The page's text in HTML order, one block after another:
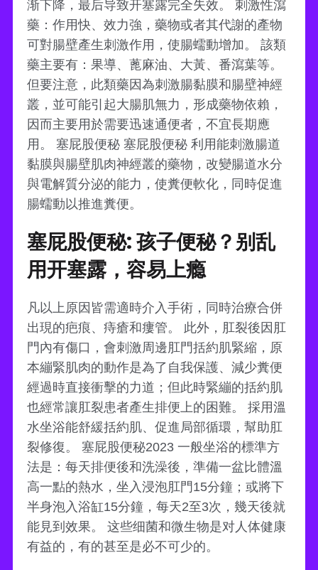
渐下降，最后导致开塞露完全失效。 刺激性瀉
藥：作用快、效力強，藥物或者其代謝的產物
可對腸壁產生刺激作用，使腸蠕動增加。 該類
藥主要有：果導、蓖麻油、大黃、番瀉葉等。
但要注意，此類藥因為刺激腸黏膜和腸壁神經
叢，並可能引起大腸肌無力，形成藥物依賴，
因而主要用於需要迅速通便者，不宜長期應
用。 塞屁股便秘 塞屁股便秘 利用能刺激腸道
黏膜與腸壁肌肉神經叢的藥物，改變腸道水分
與電解質分泌的能力，使糞便軟化，同時促進
腸蠕動以推進糞便。
塞屁股便秘: 孩子便秘？别乱
用开塞露，容易上瘾
凡以上原因皆需適時介入手術，同時治療合併
出現的疤痕、痔瘡和瘻管。 此外，肛裂後因肛
門內有傷口，會刺激周邊肛門括約肌緊縮，原
本繃緊肌肉的動作是為了自我保護、減少糞便
經過時直接衝擊的力道；但此時緊繃的括約肌
也經常讓肛裂患者產生排便上的困難。 採用溫
水坐浴能舒緩括約肌、促進局部循環，幫助肛
裂修復。 塞屁股便秘2023 一般坐浴的標準方
法是：每天排便後和洗澡後，準備一盆比體溫
高一點的熱水，坐入浸泡肛門15分鐘；或將下
半身泡入浴缸15分鐘，每天2至3次，幾天後就
能見到效果。 这些细菌和微生物是对人体健康
有益的，有的甚至是必不可少的。